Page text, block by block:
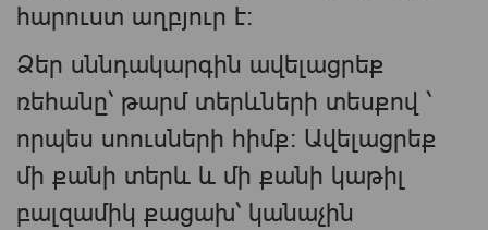
հարուստ աղբյուր է:
Ձեր սննդակարգին ավելացրեք
ռեհանը՝ թարմ տերևների տեսքով ՝
որպես սոուսների հիմք։ Ավելացրեք
մի քանի տերև և մի քանի կաթիլ
բալզամիկ քացախ՝ կանաչին